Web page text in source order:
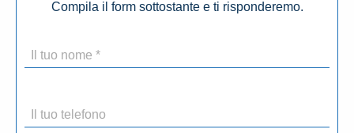
Compila il form sottostante e ti risponderemo.